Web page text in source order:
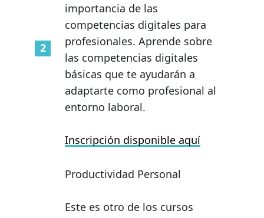
importancia de las
competencias digitales para
profesionales. Aprende sobre
las competencias digitales
básicas que te ayudarán a
adaptarte como profesional al
entorno laboral.
Inscripción disponible aquí
Productividad Personal
Este es otro de los cursos